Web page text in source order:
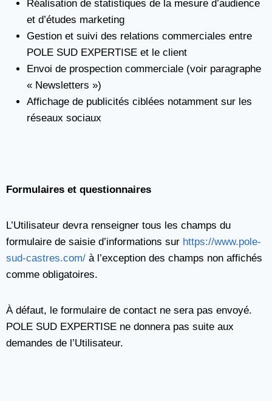
Réalisation de statistiques de la mesure d’audience
et d’études marketing
Gestion et suivi des relations commerciales entre
POLE SUD EXPERTISE et le client
Envoi de prospection commerciale (voir paragraphe
« Newsletters »)
Affichage de publicités ciblées notamment sur les
réseaux sociaux
Formulaires et questionnaires
L’Utilisateur devra renseigner tous les champs du
formulaire de saisie d’informations sur https://www.pole-
sud-castres.com/ à l’exception des champs non affichés
comme obligatoires.
À défaut, le formulaire de contact ne sera pas envoyé.
POLE SUD EXPERTISE ne donnera pas suite aux
demandes de l’Utilisateur.